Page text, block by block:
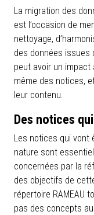
La migration des
est l’occasion de
nettoyage,
des données issues
peut avoir un impact
même des notices,
leur contenu.
Des notices
Les notices qui vont
nature sont
concernées par la
des objectifs de
répertoire RAMEAU
pas des concepts au